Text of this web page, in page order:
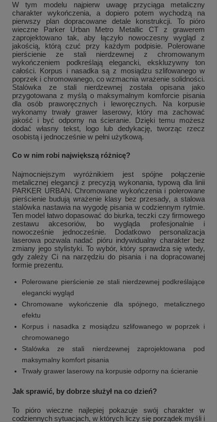
W tym modelu najpierw uwagę przyciąga metaliczny
charakter wykończenia, a dopiero potem wychodzą na
pierwszy plan dopracowane detale konstrukcji. To pióro
wieczne Parker Urban Metro Metallic CT z grawerem
zaprojektowano tak, aby łączyło nowoczesny wygląd z
jakością, którą czuć przy każdym podpisie. Polerowane
pierścienie ze stali nierdzewnej z chromowanym
wykończeniem podkreślają elegancki, ekskluzywny ton
całości. Korpus i nasadka są z mosiądzu szlifowanego w
poprzek i chromowanego, co wzmacnia wrażenie solidności.
Stalówka ze stali nierdzewnej została opisana jako
przygotowana z myślą o maksymalnym komforcie pisania
dla osób praworęcznych i leworęcznych. Na korpusie
wykonamy trwały grawer laserowy, który ma zachować
jakość i być odporny na ścieranie. Dzięki temu możesz
dodać własny tekst, logo lub dedykację, tworząc rzecz
osobistą i jednocześnie w pełni użytkową.
Co w nim robi największą różnicę?
Najmocniejszym wyróżnikiem jest spójne połączenie
metalicznej elegancji z precyzją wykonania, typową dla linii
PARKER URBAN. Chromowane wykończenia i polerowane
pierścienie budują wrażenie klasy bez przesady, a stalowa
stalówka nastawia na wygodę pisania w codziennym rytmie.
Ten model łatwo dopasować do biurka, teczki czy firmowego
zestawu akcesoriów, bo wygląda profesjonalnie i
nowocześnie jednocześnie. Dodatkowo personalizacja
laserowa pozwala nadać pióru indywidualny charakter bez
zmiany jego stylistyki. To wybór, który sprawdza się wtedy,
gdy zależy Ci na narzędziu do pisania i na dopracowanej
formie prezentu.
Polerowane pierścienie ze stali nierdzewnej podkreślające
elegancki wygląd
Chromowane wykończenie dla spójnego, metalicznego
efektu
Korpus i nasadka z mosiądzu szlifowanego w poprzek i
chromowanego
Stalówka ze stali nierdzewnej zaprojektowana pod
maksymalny komfort pisania
Trwały grawer laserowy na korpusie odporny na ścieranie
Jak sprawić, by dobrze służył na co dzień?
To pióro wieczne najlepiej pokazuje swój charakter w
codziennych sytuacjach, w których liczy się porządek myśli i